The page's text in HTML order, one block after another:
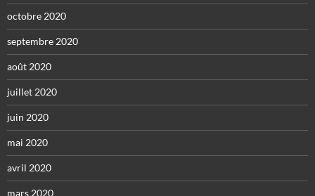
octobre 2020
septembre 2020
août 2020
juillet 2020
juin 2020
mai 2020
avril 2020
mars 2020